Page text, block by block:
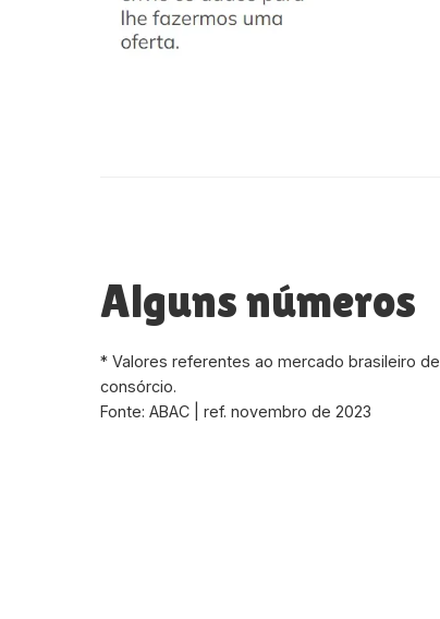
Alguns números
* Valores referentes ao mercado brasileiro de
consórcio.
Fonte: ABAC | ref. novembro de 2023